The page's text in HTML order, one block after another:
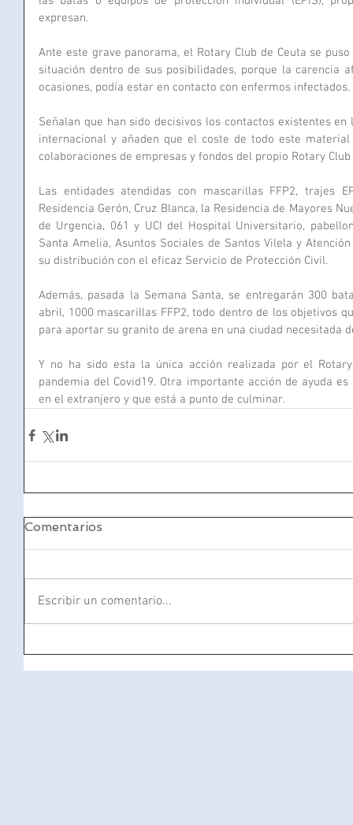
expresan.
Ante este grave panorama, el Rotary Club de Ceuta se
situación dentro de sus posibilidades, porque la carencia
ocasiones, podía estar en contacto con enfermos infectados.
Señalan que han sido decisivos los contactos existentes
internacional y añaden que el coste de todo este
colaboraciones de empresas y fondos del propio Rotary Club
Las entidades atendidas con mascarillas FFP2, trajes
Residencia Gerón, Cruz Blanca, la Residencia de Mayores
de Urgencia, 061 y UCI del Hospital Universitario,
Santa Amelia, Asuntos Sociales de Santos Vilela y
su distribución con el eficaz Servicio de Protección Civil.
Además, pasada la Semana Santa, se entregarán 300
abril, 1000 mascarillas FFP2, todo dentro de los objetivos
para aportar su granito de arena en una ciudad necesitada
Y no ha sido esta la única acción realizada por el
pandemia del Covid19. Otra importante acción de ayuda
en el extranjero y que está a punto de culminar.
Comentarios
Escribir un comentario...